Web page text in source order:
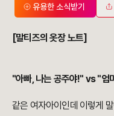
유용한 소식받기
[말티즈의 옷장 노트]
"아빠, 나는 공주야!" vs "엄
같은 여자아이인데 이렇게